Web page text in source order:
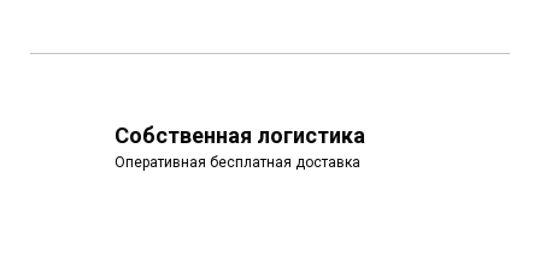
Собственная логистика
Оперативная бесплатная доставка